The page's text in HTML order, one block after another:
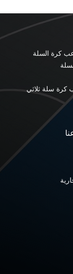
كرة السلة
سلة ثلاثي